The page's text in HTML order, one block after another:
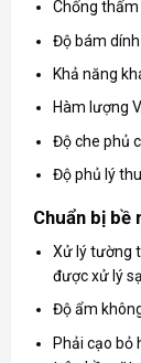
Chống
Độ bám
Khả năng
Hàm lượng
Độ che phủ
Độ phủ lý
Chuẩn bị bề
Xử lý tường
được xử lý
Độ ẩm
Phải cạo bỏ